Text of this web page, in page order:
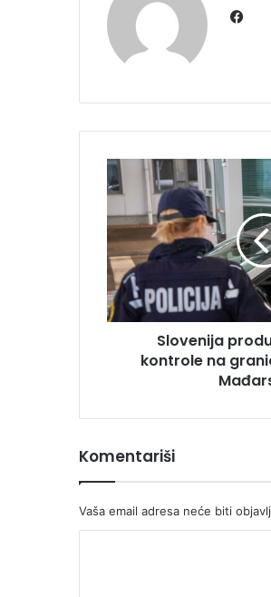
Slovenija
produžila
policijske
kontrole
na
granici
Hrvatskom
i
MađarskomSlovenija
kontrole na
Komentariši
Vaša email adresa neće biti